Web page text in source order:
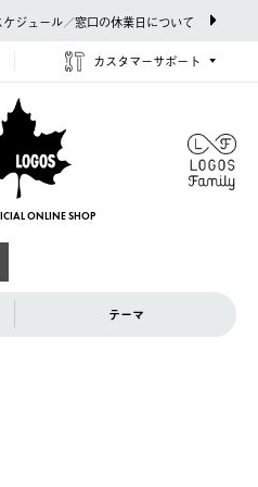
ジュール／窓口の休業日について
カスタマーサポート
ONLINE SHOP
テーマ